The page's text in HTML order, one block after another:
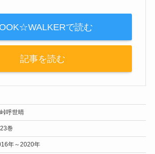
で読む
記事を読む
呼世晴
巻
年～2020年